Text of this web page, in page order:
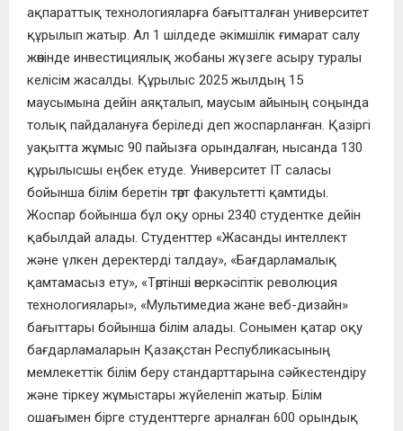
ақпараттық технологияларға бағытталған университет
құрылып жатыр. Ал 1 шілдеде әкімшілік ғимарат салу
жөнінде инвестициялық жобаны жүзеге асыру туралы
келісім жасалды. Құрылыс 2025 жылдың 15
маусымына дейін аяқталып, маусым айының соңында
толық пайдалануға беріледі деп жоспарланған. Қазіргі
уақытта жұмыс 90 пайызға орындалған, нысанда 130
құрылысшы еңбек етуде. Университет ІТ саласы
бойынша білім беретін төрт факультетті қамтиды.
Жоспар бойынша бұл оқу орны 2340 студентке дейін
қабылдай алады. Студенттер «Жасанды интеллект
және үлкен деректерді талдау», «Бағдарламалық
қамтамасыз ету», «Төртінші өнеркәсіптік революция
технологиялары», «Мультимедиа және веб-дизайн»
бағыттары бойынша білім алады. Сонымен қатар оқу
бағдарламаларын Қазақстан Республикасының
мемлекеттік білім беру стандарттарына сәйкестендіру
және тіркеу жұмыстары жүйеленіп жатыр. Білім
ошағымен бірге студенттерге арналған 600 орындық